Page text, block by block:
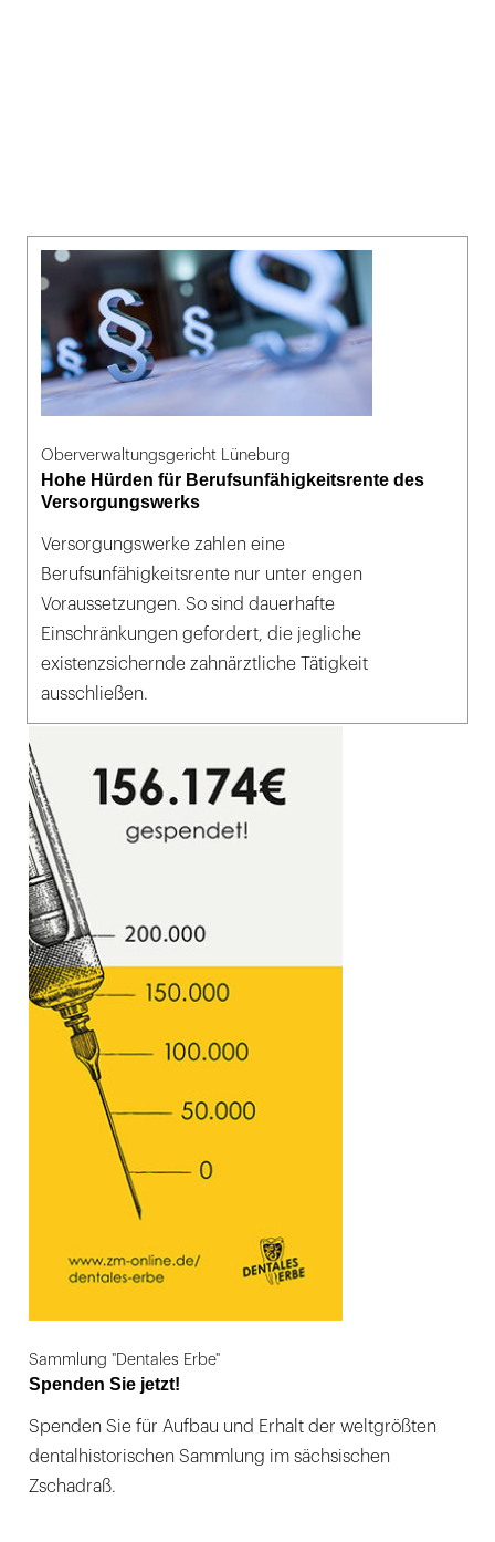
Oberverwaltungsgericht Lüneburg
Hohe Hürden für Berufsunfähigkeitsrente des
Versorgungswerks
Versorgungswerke zahlen eine
Berufsunfähigkeitsrente nur unter engen
Voraussetzungen. So sind dauerhafte
Einschränkungen gefordert, die jegliche
existenzsichernde zahnärztliche Tätigkeit
ausschließen.
Sammlung "Dentales Erbe"
Spenden Sie jetzt!
Spenden Sie für Aufbau und Erhalt der weltgrößten
dentalhistorischen Sammlung im sächsischen
Zschadraß.